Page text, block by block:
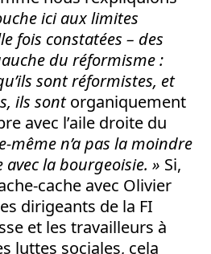
ici aux limites
fois constatées – des
du réformisme :
sont réformistes, et
ils sontorganiquement
avec l’aile droite du
même n’a pas la moindre
la bourgeoisie. » Si,
cache avec Olivier
dirigeants de la FI
et les travailleurs à
luttes sociales, cela